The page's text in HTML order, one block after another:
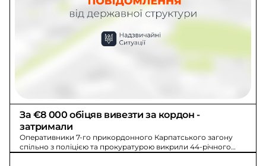
За €8 000 обіцяв вивезти за кордон -
затримали
Оперативники 7-го прикордонного Карпатського загону
спільно з поліцією та прокуратурою викрили 44-річного